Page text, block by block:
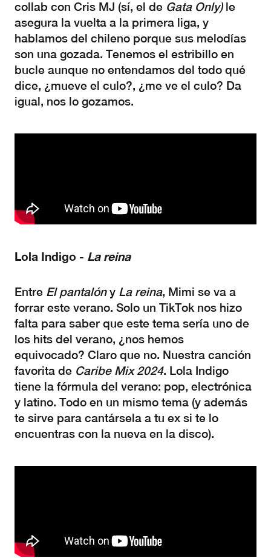
collab con Cris MJ (sí, el de Gata Only) le
asegura la vuelta a la primera liga, y
hablamos del chileno porque sus melodías
son una gozada. Tenemos el estribillo en
bucle aunque no entendamos del todo qué
dice, ¿mueve el culo?, ¿me ve el culo? Da
igual, nos lo gozamos.
Lola Indigo - La reina
Entre El pantalóny La reina, Mimi se va a
forrar este verano. Solo un TikTok nos hizo
falta para saber que este tema sería uno de
los hits del verano, ¿nos hemos
equivocado? Claro que no. Nuestra canción
favorita de Caribe Mix 2024. Lola Indigo
tiene la fórmula del verano: pop, electrónica
y latino. Todo en un mismo tema (y además
te sirve para cantársela a tu ex si te lo
encuentras con la nueva en la disco).